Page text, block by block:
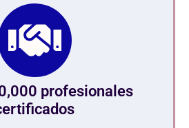
profesionales